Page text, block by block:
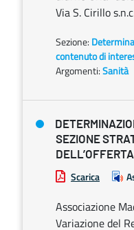
Via S. Cirillo
Sezione:
contenuto di
Argomenti:Sanità
SEZIONE
Scarica
Associazione
Variazione del